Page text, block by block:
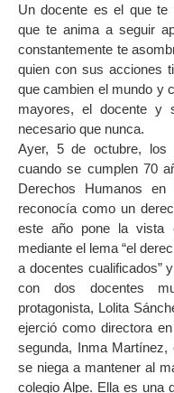
Un docente es el que te
que te anima a seguir
constantemente te
quien con sus acciones
que cambien el mundo y
mayores, el docente y
necesario que nunca.
Ayer, 5 de octubre, los
cuando se cumplen 70
Derechos Humanos
reconocía como un
este año pone la vista
mediante el lema “el
a docentes cualificados”
con dos docentes
protagonista, Lolita
ejerció como directora
segunda, Inma Martínez,
se niega a mantener al
colegio Alpe. Ella es una